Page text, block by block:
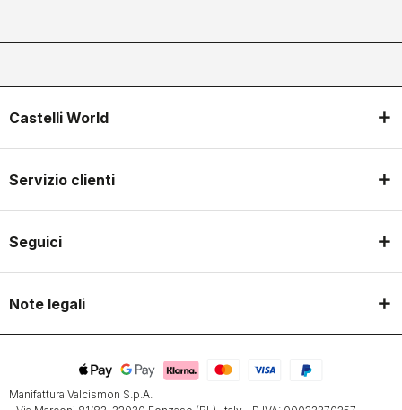
Castelli World
Servizio clienti
Seguici
Note legali
Manifattura Valcismon S.p.A.